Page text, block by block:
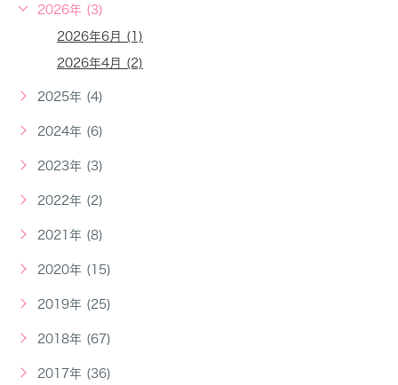
2026年 (3)
2026年6月 (1)
2026年4月 (2)
2025年 (4)
2024年 (6)
2023年 (3)
2022年 (2)
2021年 (8)
2020年 (15)
2019年 (25)
2018年 (67)
2017年 (36)